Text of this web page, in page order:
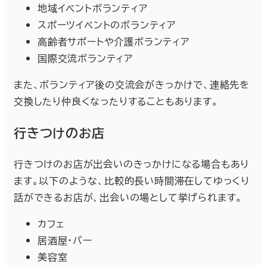
地域イベントボランティア
スポーツイベントのボランティア
高齢者サポートや介護ボランティア
国際交流ボランティア
また、ボランティア後の交流会がきっかけで、連絡先を
交換したり仲良くなったりすることもあります。
行きつけのお店
行きつけのお店が出会いのきっかけになる場合もあり
ます。以下のような、比較的長い時間滞在してゆっくり
話ができるお店が、出会いの場として挙げられます。
カフェ
居酒屋・バー
美容室